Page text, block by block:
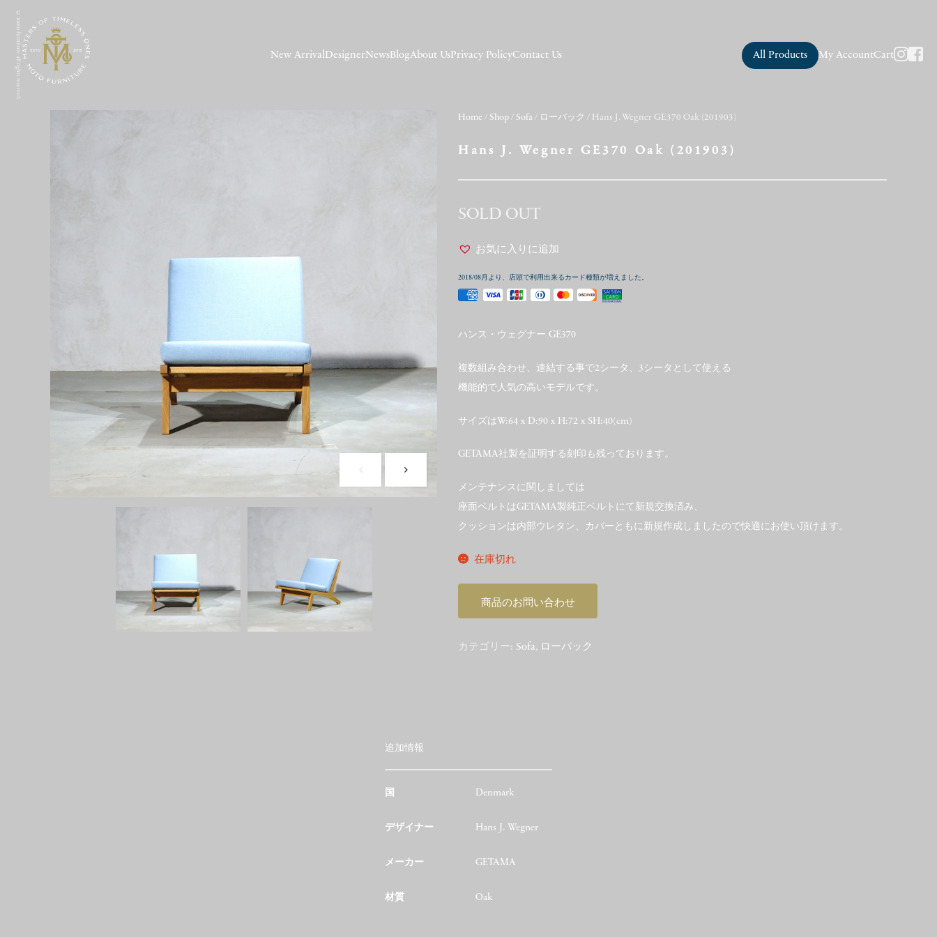
© moto furniture all rights reserved. New Arrival DesignerNewsBlogAbout UsPrivacy PolicyContact Us All Products My AccountCart
Home / Shop / Sofa / ローバック / Hans J. Wegner GE370 Oak (201903)
Hans J. Wegner GE370 Oak (201903)
SOLD OUT
お気に入りに追加
2018/08月より、店頭で利用出来るカード種類が増えました。
ハンス・ウェグナー GE370
複数組み合わせ、連結する事で2シータ、3シータとして使える
機能的で人気の高いモデルです。
サイズはW:64 x D:90 x H:72 x SH:40(cm)
GETAMA社製を証明する刻印も残っております。
メンテナンスに関しましては
座面ベルトはGETAMA製純正ベルトにて新規交換済み、
クッションは内部ウレタン、カバーともに新規作成しましたので快適にお使い頂けます。
在庫切れ
商品のお問い合わせ
カテゴリー: Sofa, ローバック
追加情報
国 Denmark
デザイナー Hans J. Wegner
メーカー GETAMA
材質 Oak